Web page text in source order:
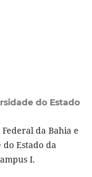
do Estado
da Bahia e
Estado da
I.